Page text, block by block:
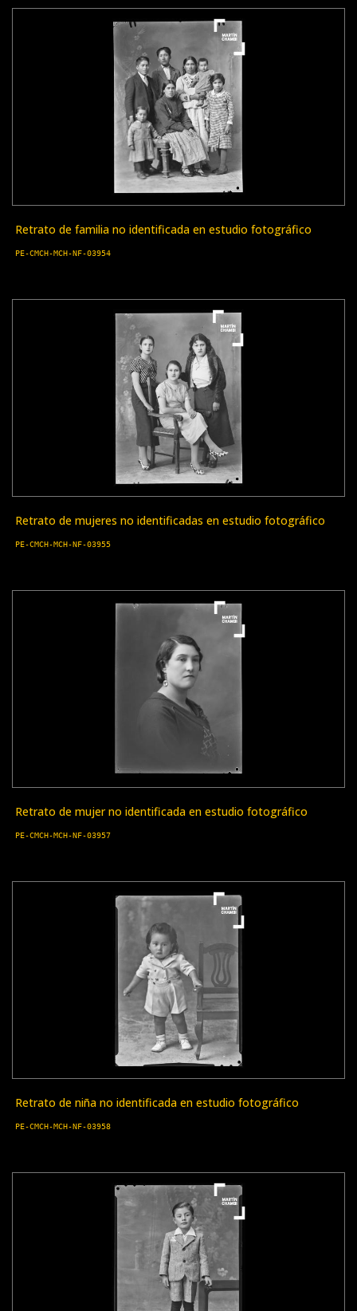
Retrato de familia no identificada en estudio fotográfico
PE-CMCH-MCH-NF-03954
Retrato de mujeres no identificadas en estudio fotográfico
PE-CMCH-MCH-NF-03955
Retrato de mujer no identificada en estudio fotográfico
PE-CMCH-MCH-NF-03957
Retrato de niña no identificada en estudio fotográfico
PE-CMCH-MCH-NF-03958